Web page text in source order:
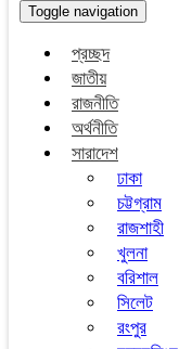
Toggle navigation
প্রচ্ছদ
জাতীয়
রাজনীতি
অর্থনীতি
সারাদেশ
ঢাকা
চট্টগ্রাম
রাজশাহী
খুলনা
বরিশাল
সিলেট
রংপুর